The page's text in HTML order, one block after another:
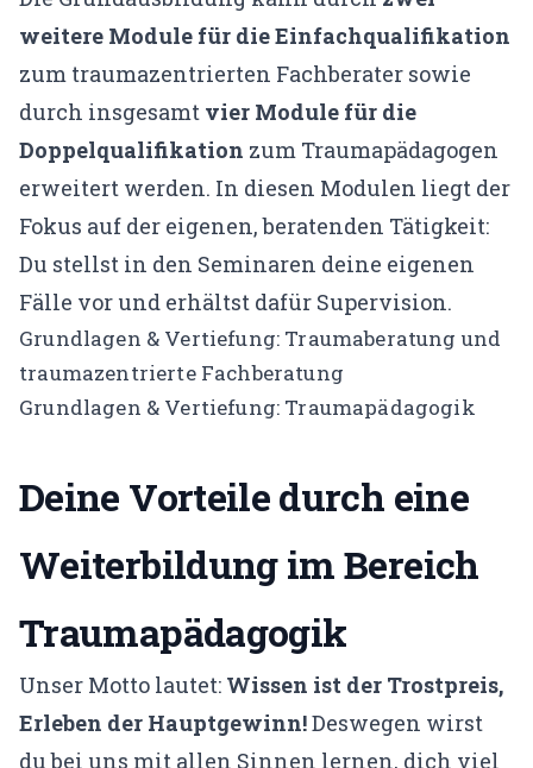
weitere Module für die Einfachqualifikation
zum traumazentrierten Fachberater sowie
durch insgesamt vier Module für die
Doppelqualifikation zum Traumapädagogen
erweitert werden. In diesen Modulen liegt der
Fokus auf der eigenen, beratenden Tätigkeit:
Du stellst in den Seminaren deine eigenen
Fälle vor und erhältst dafür Supervision.
Grundlagen & Vertiefung: Traumaberatung und
traumazentrierte Fachberatung
Grundlagen & Vertiefung: Traumapädagogik
Deine Vorteile durch eine
Weiterbildung im Bereich
Traumapädagogik
Unser Motto lautet: Wissen ist der Trostpreis,
Erleben der Hauptgewinn!Deswegen wirst
du bei uns mit allen Sinnen lernen, dich viel